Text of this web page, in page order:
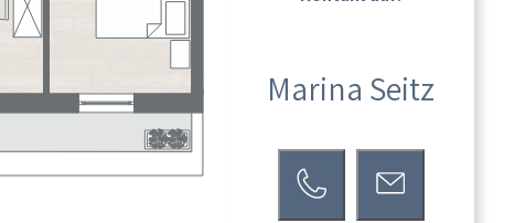
Marina Seitz